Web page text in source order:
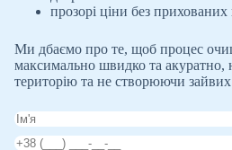
прозорі ціни без прихованих
Ми дбаємо про те, щоб процес
максимально швидко та
територію та не створюючи